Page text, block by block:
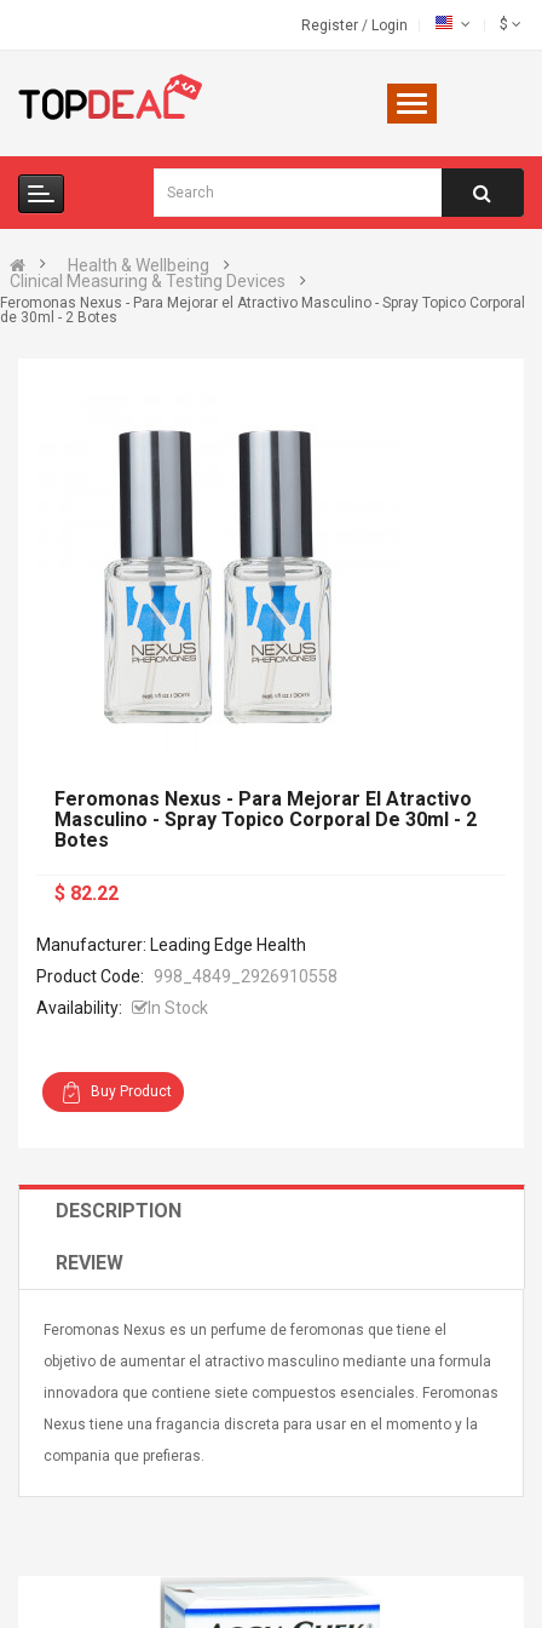
Register / Login $
Health & Wellbeing
Clinical Measuring & Testing Devices
Feromonas Nexus - Para Mejorar el Atractivo Masculino - Spray Topico Corporal
de 30ml - 2 Botes
UHF Guitarra
Strands,
Adapter 5v/2.1a Ac Usb
Adapter For Samsung
Mobile Universal Charging
Charge Adapter
$ 1.72
$ 2.46
Zdm 24 Key Ir Control
Feromonas Nexus - Para Mejorar El Atractivo
Masculino - Spray Topico Corporal De 30ml - 2
Botes
$ 82.22
Manufacturer: Leading Edge Health
Product Code:
998_4849_2926910558
Availability:
In Stock
Buy Product
DESCRIPTION
REVIEW
Feromonas Nexus es un perfume de feromonas que tiene el
objetivo de aumentar el atractivo masculino mediante una formula
innovadora que contiene siete compuestos esenciales. Feromonas
Nexus tiene una fragancia discreta para usar en el momento y la
compania que prefieras.